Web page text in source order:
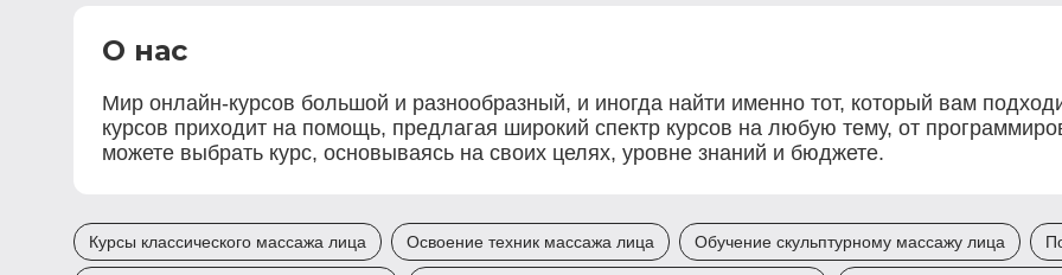
О нас
Мир онлайн-курсов большой и разнообразный, и иногда найти именно тот, который вам
курсов приходит на помощь, предлагая широкий спектр курсов на любую тему, от
можете выбрать курс, основываясь на своих целях, уровне знаний и бюджете.
Курсы классического массажа лица Освоение техник массажа лица Обучение скульптурному массажу лица